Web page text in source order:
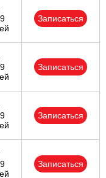
Записаться
Записаться
Записаться
Записаться